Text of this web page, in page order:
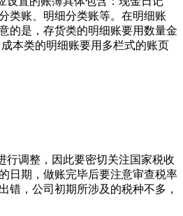
类账、明细分类账等。在明细账
的是，存货类的明细账要用数量金
本类的明细账要用多栏式的账页
调整，因此要密切关注国家税收
日期，做账完毕后要注意审查税率
错，公司初期所涉及的税种不多，